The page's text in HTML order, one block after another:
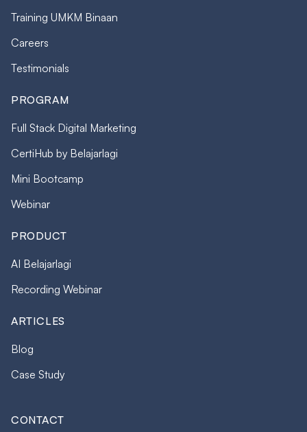
Training UMKM Binaan
Careers
Testimonials
PROGRAM
Full Stack Digital Marketing
CertiHub by Belajarlagi
Mini Bootcamp
Webinar
PRODUCT
AI Belajarlagi
Recording Webinar
ARTICLES
Blog
Case Study
CONTACT